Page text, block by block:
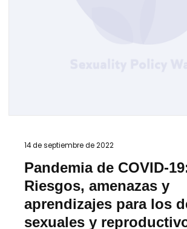
14 de septiembre de 2022
Pandemia de COVID-
Riesgos, amenazas y
aprendizajes para los
sexuales y